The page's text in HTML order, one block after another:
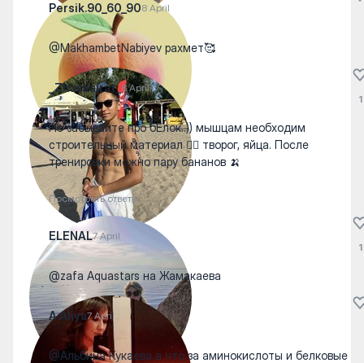
Persik.90_60_908 April
@MakhambetNabiyev рахмет🥰
_Zhaskairat_8 April
Не забывайте про бЕлок..)) мышцам необходим
строительный материал 👍🏽 творог, яйца. После
тренировки можно пару бананов 🍌
Посмотреть ответы
1
ELENAL7 April
@zafa Aquastars на Жамакаева
1
A.Aliya7 April
@Альбина Кукаева а что за аминокислоты и белковые